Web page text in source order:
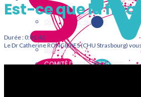
QUI SOMMES-NOUS ?
STATUTS
BUREAU
COMITÉ D’ADMINSTRATION
Est-ce que la
Durée : 0:01:42
Le Dr Catherine RONGIERES (CHU Strasbourg)